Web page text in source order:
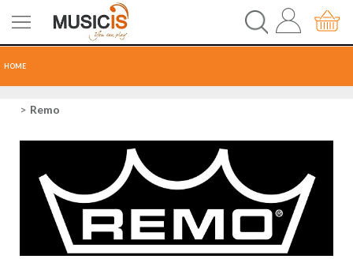
HOME
CHITARRE
PERCUSSIONI
Remo